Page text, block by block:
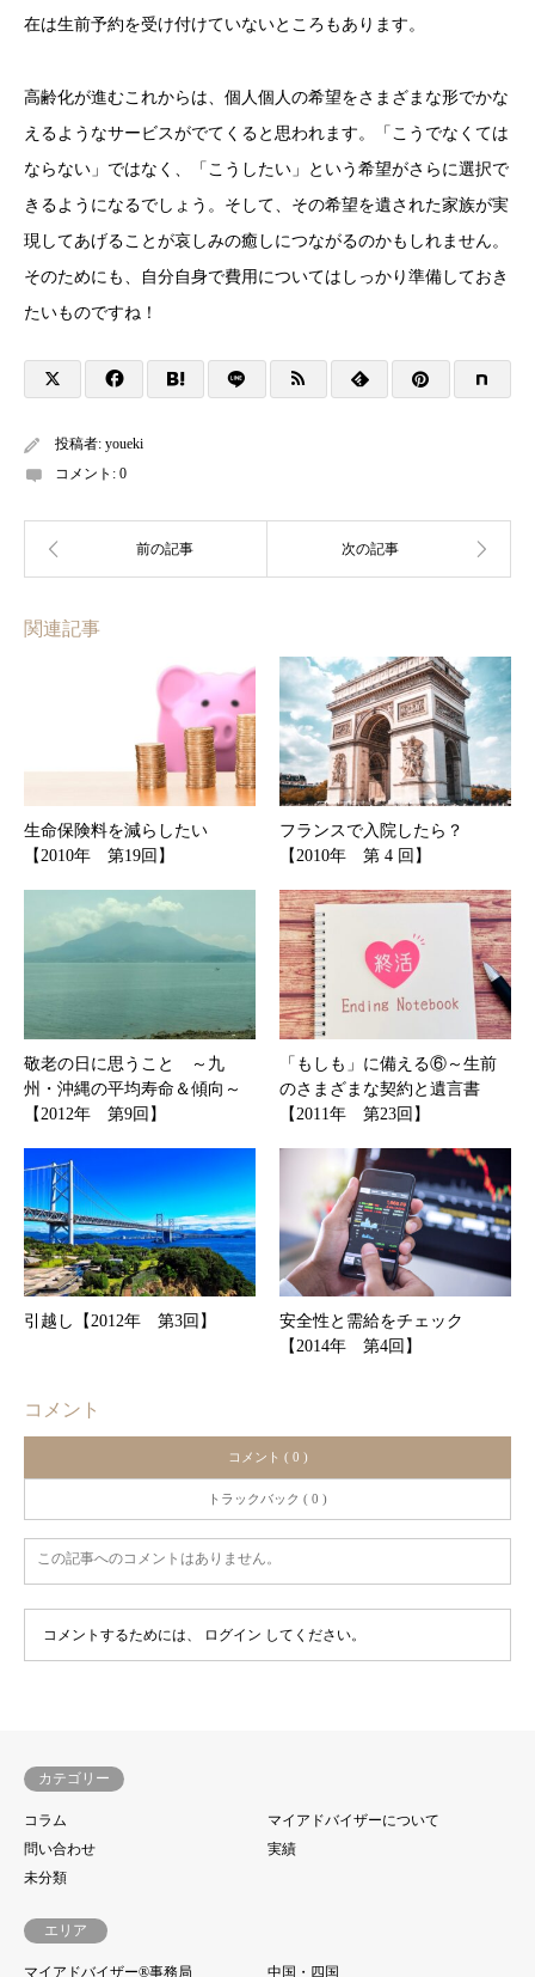
在は生前予約を受け付けていないところもあります。
高齢化が進むこれからは、個人個人の希望をさまざまな形でかな
えるようなサービスがでてくると思われます。「こうでなくては
ならない」ではなく、「こうしたい」という希望がさらに選択で
きるようになるでしょう。そして、その希望を遺された家族が実
現してあげることが哀しみの癒しにつながるのかもしれません。
そのためにも、自分自身で費用についてはしっかり準備しておき
たいものですね！
投稿者: youeki
コメント: 0
関連記事
生命保険料を減らしたい
【2010年 第19回】
フランスで入院したら？
【2010年 第 4 回】
敬老の日に思うこと ～九
州・沖縄の平均寿命＆傾向～
【2012年 第9回】
「もしも」に備える⑥～生前
のさまざまな契約と遺言書
【2011年 第23回】
引越し【2012年 第3回】
安全性と需給をチェック
【2014年 第4回】
コメント
コメント ( 0 )
トラックバック ( 0 )
この記事へのコメントはありません。
コメントするためには、 ログイン してください。
カテゴリー
コラム
マイアドバイザーについて
問い合わせ
実績
未分類
エリア
マイアドバイザー®事務局 中国・四国